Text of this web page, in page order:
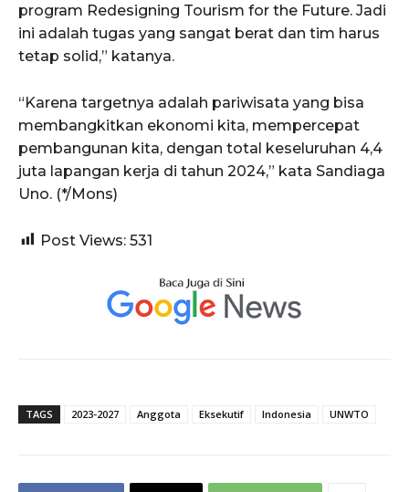
program Redesigning Tourism for the Future. Jadi
ini adalah tugas yang sangat berat dan tim harus
tetap solid,” katanya.
“Karena targetnya adalah pariwisata yang bisa
membangkitkan ekonomi kita, mempercepat
pembangunan kita, dengan total keseluruhan 4,4
juta lapangan kerja di tahun 2024,” kata Sandiaga
Uno. (*/Mons)
Post Views: 531
TAGS 2023-2027 Anggota Eksekutif Indonesia UNWTO